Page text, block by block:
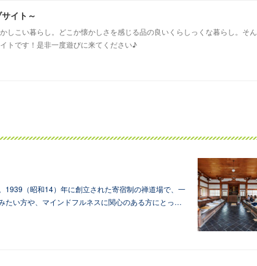
イト～
しこい暮らし。どこか懐かしさを感じる品の良いくらしっくな暮らし。そん
トです！是非一度遊びに来てください♪
1939（昭和14）年に創立された寄宿制の禅道場で、一
たい方や、マインドフルネスに関心のある方にとっ…